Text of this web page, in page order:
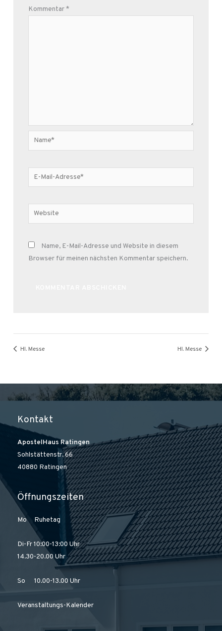
Kommentar*
Name*
E-
Mail-
Website
Name, E-Mail-Adresse und Website in diesem
Browser für meinen nächsten Kommentar speichern.
Hl. Messe Hl. Messe
Kontakt
ApostelHaus Ratingen
Sohlstättenstr. 66
40880 Ratingen
Öffnungszeiten
Mo Ruhetag
Di-Fr 10:00-13:00 Uhr
14.30-20.00 Uhr
So 10.00-13.00 Uhr
Veranstaltungs-Kalender